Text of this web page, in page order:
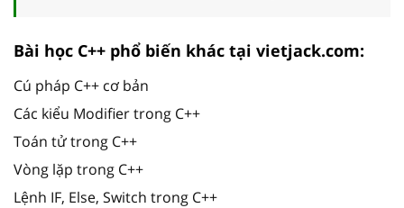
Bài học C++ phổ biến khác tại vietjack.com:
Cú pháp C++ cơ bản
Các kiểu Modifier trong C++
Toán tử trong C++
Vòng lặp trong C++
Lệnh IF, Else, Switch trong C++